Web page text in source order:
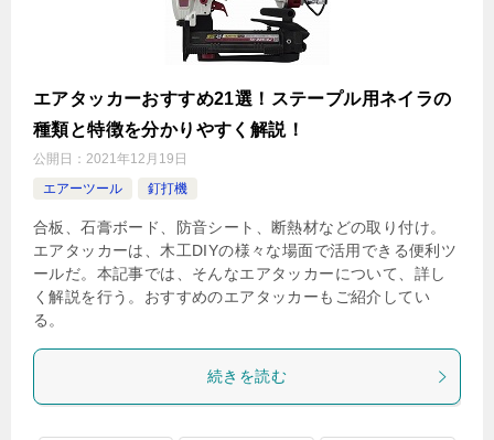
エアタッカーおすすめ21選！ステープル用ネイラの
種類と特徴を分かりやすく解説！
公開日： 2021年12月19日
エアーツール
釘打機
合板、石膏ボード、防音シート、断熱材などの取り付け。
エアタッカーは、木工DIYの様々な場面で活用できる便利ツ
ールだ。本記事では、そんなエアタッカーについて、詳し
く解説を行う。おすすめのエアタッカーもご紹介してい
る。
続きを読む